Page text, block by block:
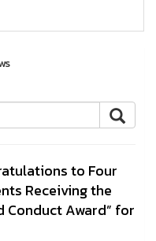
to Four
Receiving the
Conduct Award” for